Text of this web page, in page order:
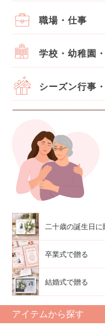
職場・仕事
学校・幼稚園
シーズン行事
二十歳の誕生日に
卒業式で贈る
結婚式で贈る
アイテムから探す